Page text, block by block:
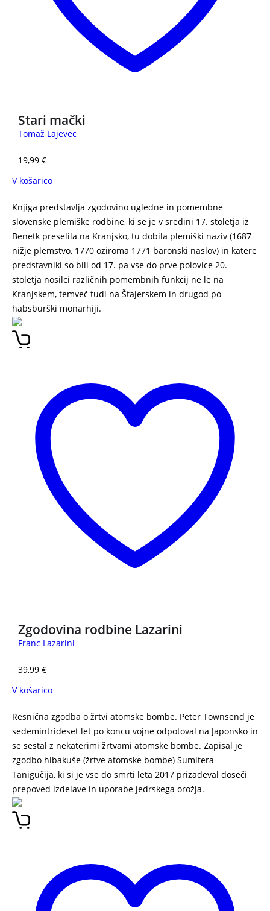
Stari mački
Tomaž Lajevec
19,99 €
V košarico
Knjiga predstavlja zgodovino ugledne in pomembne
slovenske plemiške rodbine, ki se je v sredini 17. stoletja iz
Benetk preselila na Kranjsko, tu dobila plemiški naziv (1687
nižje plemstvo, 1770 oziroma 1771 baronski naslov) in katere
predstavniki so bili od 17. pa vse do prve polovice 20.
stoletja nosilci različnih pomembnih funkcij ne le na
Kranjskem, temveč tudi na Štajerskem in drugod po
habsburški monarhiji.
Zgodovina rodbine Lazarini
Franc Lazarini
39,99 €
V košarico
Resnična zgodba o žrtvi atomske bombe. Peter Townsend je
sedemintrideset let po koncu vojne odpotoval na Japonsko in
se sestal z nekaterimi žrtvami atomske bombe. Zapisal je
zgodbo hibakuše (žrtve atomske bombe) Sumitera
Tanigučija, ki si je vse do smrti leta 2017 prizadeval doseči
prepoved izdelave in uporabe jedrskega orožja.